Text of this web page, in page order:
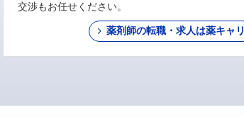
交渉もお任せください。
薬剤師の転職・求人は薬キャリ